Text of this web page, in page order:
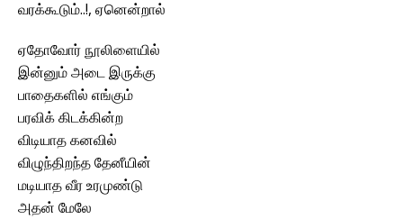
வரக்கூடும்..!, ஏனென்றால்
ஏதோவோர் நூலிளையில்
இன்னும் அடை இருக்கு
பாதைகளில் எங்கும்
பரவிக் கிடக்கின்ற
விடியாத கனவில்
விழுந்திறந்த தேனீயின்
மடியாத வீர உரமுண்டு
அதன் மேலே